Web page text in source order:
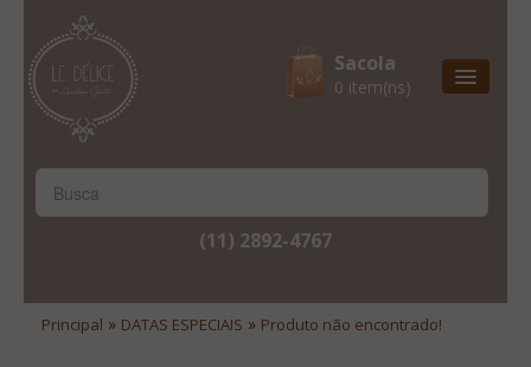
Sacola
0 item(ns)
Natal & 2017
Lista De Desejos
Minha Conta
(11) 2892-4767
Principal » DATAS ESPECIAIS » Produto não encontrado!